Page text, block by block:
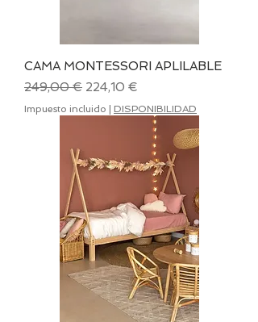
CAMA MONTESSORI APLILABLE
Precio
249,00 € Precio de oferta
224,10 €
Impuesto incluido DISPONIBILIDAD